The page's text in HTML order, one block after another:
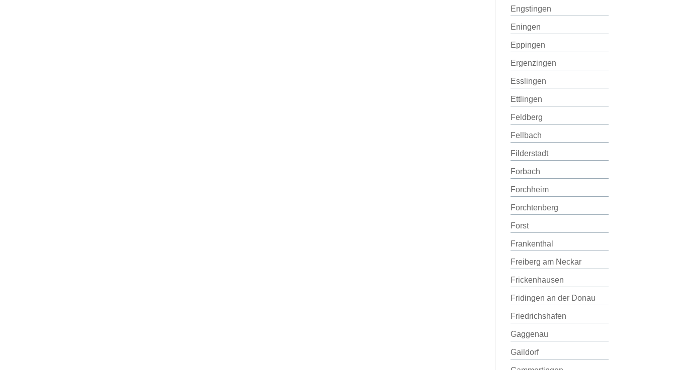
Engstingen
Eningen
Eppingen
Ergenzingen
Esslingen
Ettlingen
Feldberg
Fellbach
Filderstadt
Forbach
Forchheim
Forchtenberg
Forst
Frankenthal
Freiberg am Neckar
Frickenhausen
Fridingen an der Donau
Friedrichshafen
Gaggenau
Gaildorf